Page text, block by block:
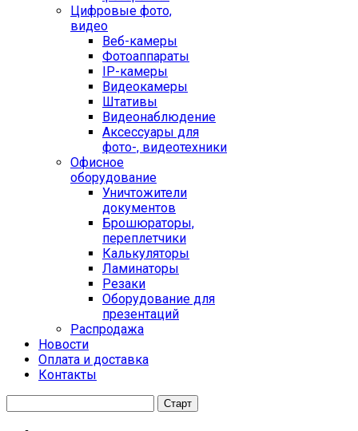
Цифровые фото,
видео
Веб-камеры
Фотоаппараты
IP-камеры
Видеокамеры
Штативы
Видеонаблюдение
Аксессуары для
фото-, видеотехники
Офисное
оборудование
Уничтожители
документов
Брошюраторы,
переплетчики
Калькуляторы
Ламинаторы
Резаки
Оборудование для
презентаций
Распродажа
Новости
Оплата и доставка
Контакты